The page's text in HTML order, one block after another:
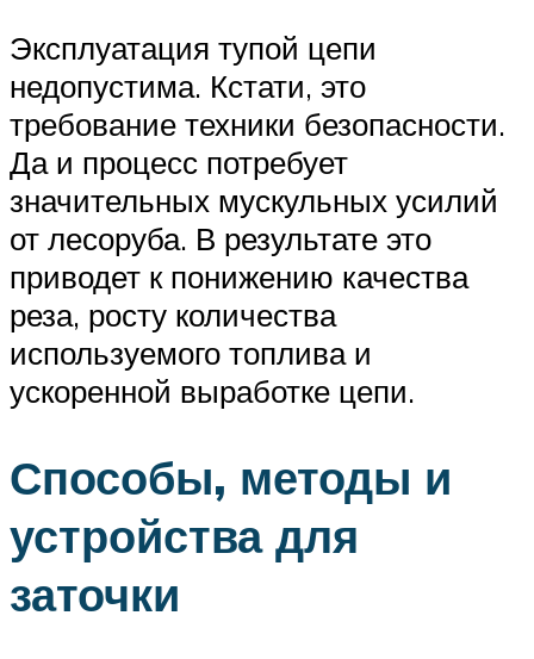
Эксплуатация тупой цепи
недопустима. Кстати, это
требование техники безопасности.
Да и процесс потребует
значительных мускульных усилий
от лесоруба. В результате это
приводет к понижению качества
реза, росту количества
используемого топлива и
ускоренной выработке цепи.
Способы, методы и
устройства для
заточки